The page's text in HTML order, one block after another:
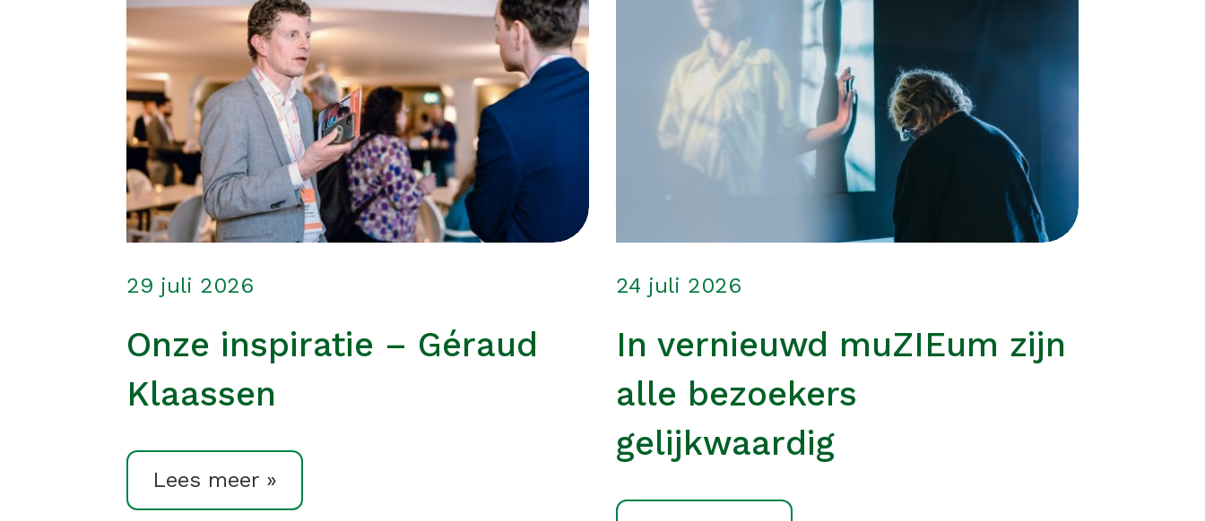
Onze inspiratie – Géraud
Klaassen
29 juli 2026
Lees meer »
In vernieuwd muZIEum zijn
alle bezoekers
gelijkwaardig
24 juli 2026